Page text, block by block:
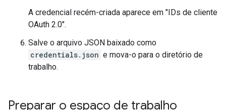
A credencial recém-criada aparece em "IDs de cliente
OAuth 2.0".
Salve o arquivo JSON baixado como
credentials.json e mova-o para o diretório de
trabalho.
Preparar o espaço de trabalho